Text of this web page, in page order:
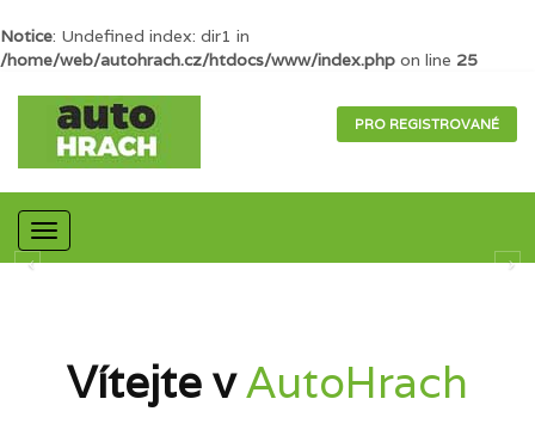
Notice: Undefined index: dir1 in
/home/web/autohrach.cz/htdocs/www/index.php on line 25
PRO REGISTROVANÉ
Mobilní
navigace
Vítejte vAutoHrach